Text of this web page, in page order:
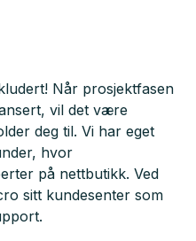
Når prosjektfasen
vil det være
deg til. Vi har eget
hvor
på nettbutikk. Ved
sitt kundesenter som